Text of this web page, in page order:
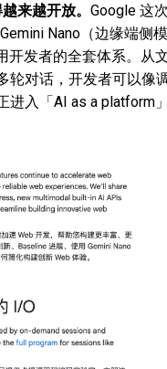
来越开放。 Google 这
Nano（边缘端侧模
开发者的全套体系。从
轮对话，开发者可以像
进入「AI as a platform